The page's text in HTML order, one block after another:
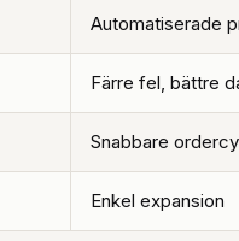
Automatiserade
Färre fel, bättre
Snabbare
Enkel expansion